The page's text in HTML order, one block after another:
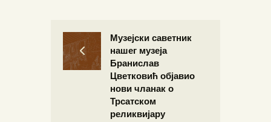
Музејски саветник
нашег музеја
Бранислав
Цветковић објавио
нови чланак о
Трсатском
реликвијару